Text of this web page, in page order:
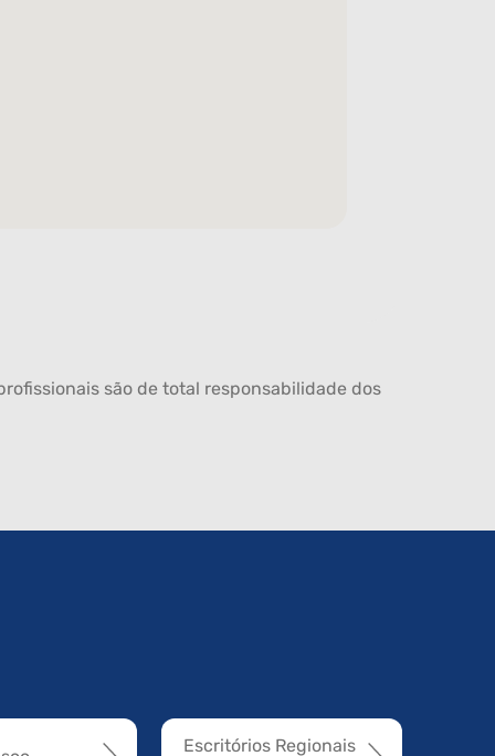
são de total responsabilidade dos
Escritórios Regionais